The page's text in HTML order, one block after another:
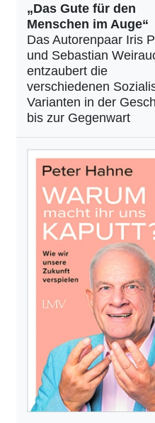
„Das Gute für den
Menschen im Auge“
Das Autorenpaar Iris
und Sebastian
entzaubert die
verschiedenen
Varianten in der
bis zur Gegenwart